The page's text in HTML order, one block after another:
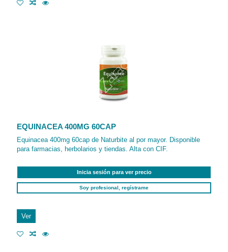
EQUINACEA 400MG 60CAP
Equinacea 400mg 60cap de Naturbite al por mayor. Disponible
para farmacias, herbolarios y tiendas. Alta con CIF.
Inicia sesión para ver precio
Soy profesional, regístrame
Ver